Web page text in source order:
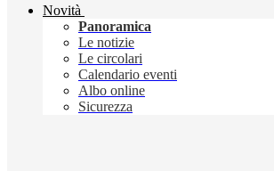
Novità
Panoramica
Le notizie
Le circolari
Calendario eventi
Albo online
Sicurezza